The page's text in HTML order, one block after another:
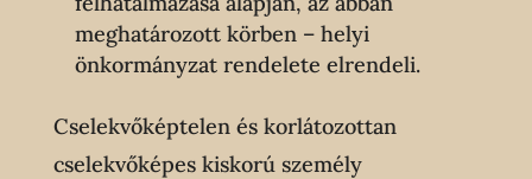
meghatározott körben – helyi
önkormányzat rendelete elrendeli.
Cselekvőképtelen és korlátozottan
cselekvőképes kiskorú személy